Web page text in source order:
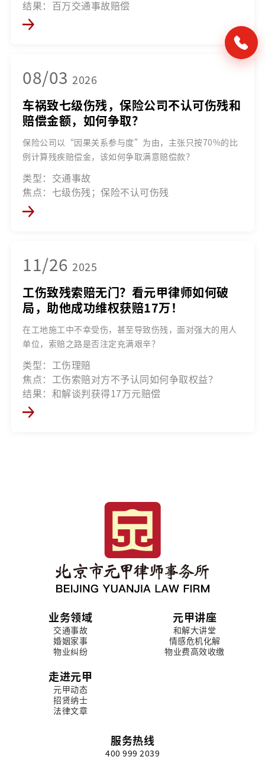
结果：百万交通事故赔偿
08/03 2026
车祸致七级伤残，保险公司不认可伤残和
赔偿金额，如何争取？
保险公司以“因果关系参与度”为由，主张只按70%的比
例计算残疾赔偿金，该如何争取满意赔偿款？
类型：交通事故
焦点：七级伤残；保险不认可伤残
11/26 2025
工伤致残索赔无门？看元甲律师如何破
局，助他成功维权获赔17万！
在工地施工中不幸受伤，甚至导致伤残，面对强大的用人
单位，索赔之路是否注定充满艰辛？
类型：工伤理赔
焦点：工伤索赔对方不予认同如何争取权益？
结果：和解谈判获得17万元赔偿
业务领域
交通事故
婚姻家事
物业纠纷
元甲讲座
和解大讲堂
情感危机化解
物业费高效收缴
走进元甲
元甲动态
招贤纳士
法律文章
服务热线
400 999 2039